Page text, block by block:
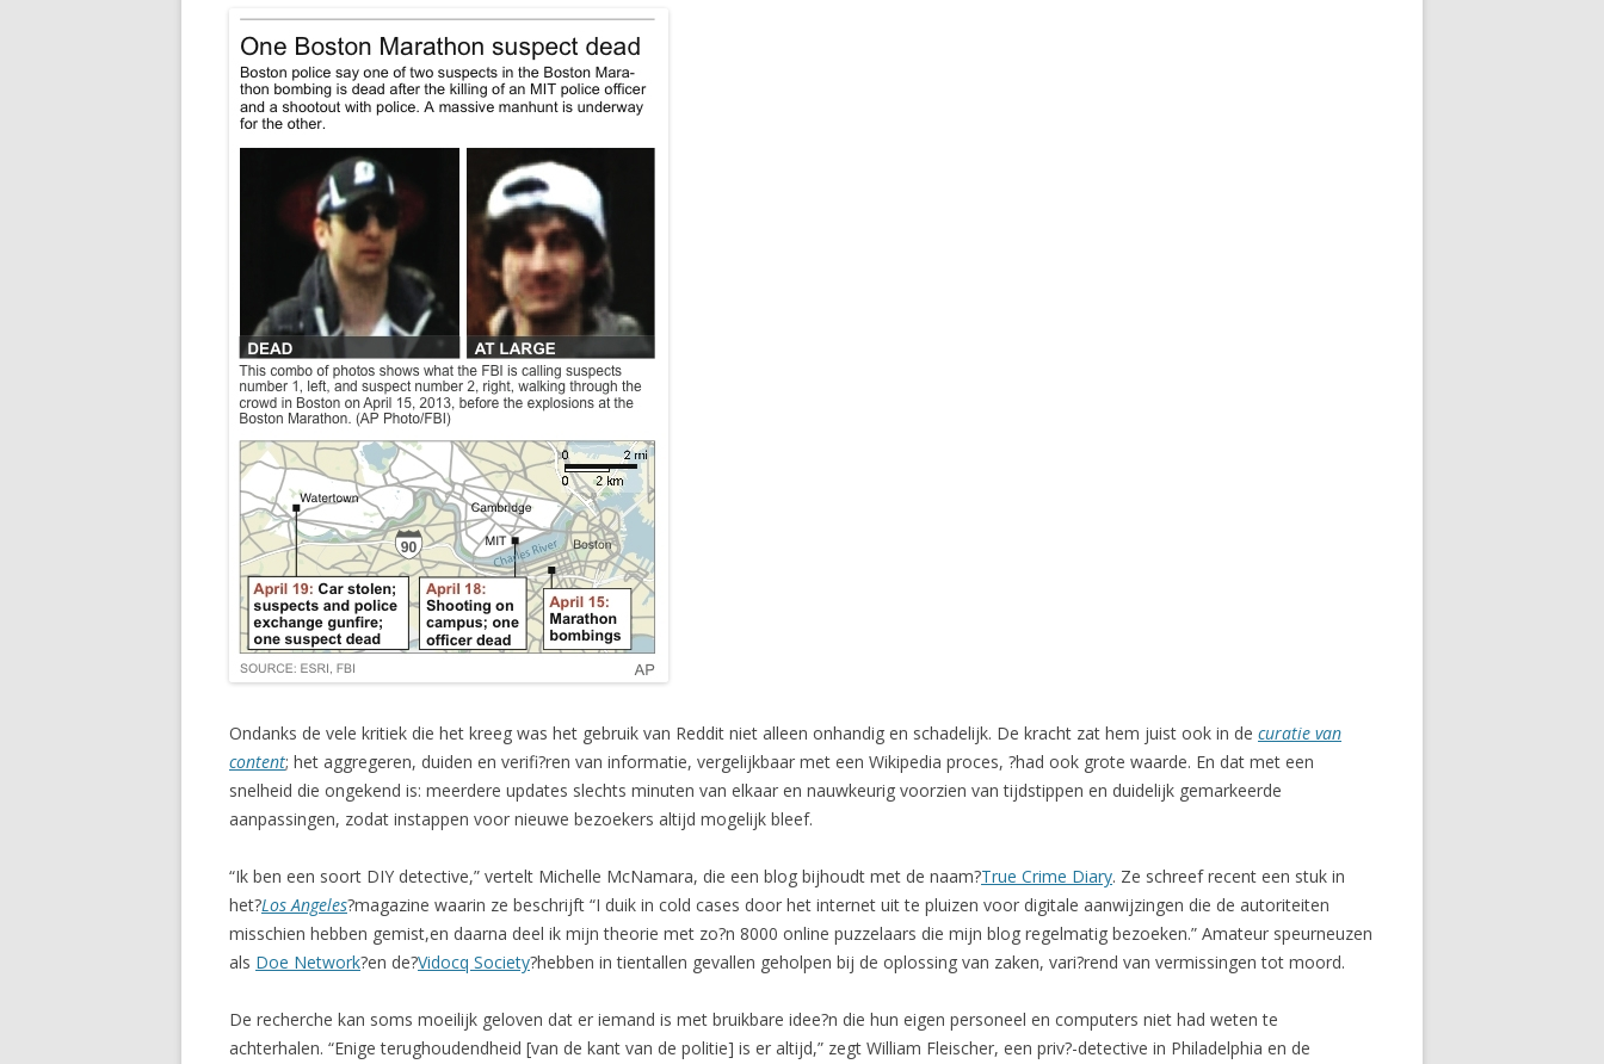
Ondanks de vele kritiek die het kreeg was het gebruik van Reddit niet alleen onhandig en schadelijk. De kracht zat hem juist ook in de curatie van
content; het aggregeren, duiden en verifi?ren van informatie, vergelijkbaar met een Wikipedia proces, ?had ook grote waarde. En dat met een
snelheid die ongekend is: meerdere updates slechts minuten van elkaar en nauwkeurig voorzien van tijdstippen en duidelijk gemarkeerde
aanpassingen, zodat instappen voor nieuwe bezoekers altijd mogelijk bleef.
“Ik ben een soort DIY detective,” vertelt Michelle McNamara, die een blog bijhoudt met de naam?True Crime Diary. Ze schreef recent een stuk in
het?Los Angeles?magazine waarin ze beschrijft “I duik in cold cases door het internet uit te pluizen voor digitale aanwijzingen die de autoriteiten
misschien hebben gemist,en daarna deel ik mijn theorie met zo?n 8000 online puzzelaars die mijn blog regelmatig bezoeken.” Amateur speurneuzen
als Doe Network?en de?Vidocq Society?hebben in tientallen gevallen geholpen bij de oplossing van zaken, vari?rend van vermissingen tot moord.
De recherche kan soms moeilijk geloven dat er iemand is met bruikbare idee?n die hun eigen personeel en computers niet had weten te
achterhalen. “Enige terughoudendheid [van de kant van de politie] is er altijd,” zegt William Fleischer, een priv?-detective in Philadelphia en de